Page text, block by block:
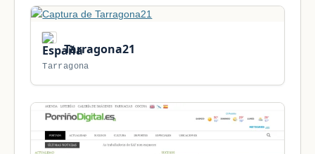
Tarragona21
Tarragona